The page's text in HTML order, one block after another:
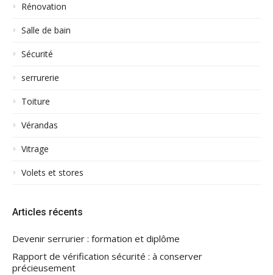
Rénovation
Salle de bain
Sécurité
serrurerie
Toiture
Vérandas
Vitrage
Volets et stores
Articles récents
Devenir serrurier : formation et diplôme
Rapport de vérification sécurité : à conserver
précieusement